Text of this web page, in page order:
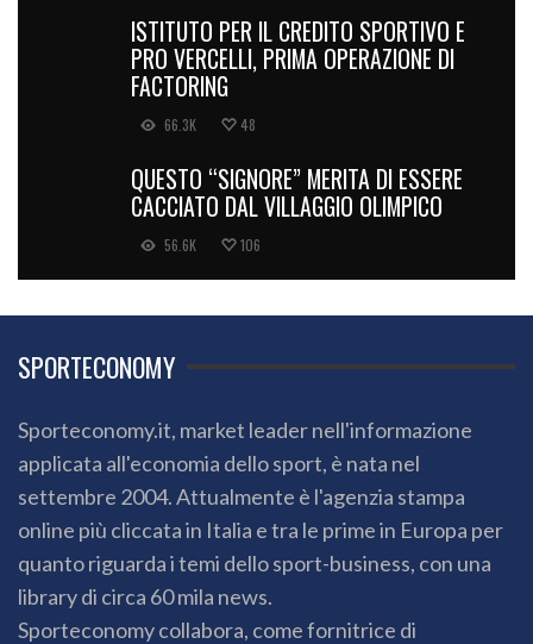
ISTITUTO PER IL CREDITO SPORTIVO E
PRO VERCELLI, PRIMA OPERAZIONE DI
FACTORING
66.3K 48
QUESTO “SIGNORE” MERITA DI ESSERE
CACCIATO DAL VILLAGGIO OLIMPICO
56.6K 106
SPORTECONOMY
Sporteconomy.it, market leader nell'informazione
applicata all'economia dello sport, è nata nel
settembre 2004. Attualmente è l'agenzia stampa
online più cliccata in Italia e tra le prime in Europa per
quanto riguarda i temi dello sport-business, con una
library di circa 60 mila news.
Sporteconomy collabora, come fornitrice di